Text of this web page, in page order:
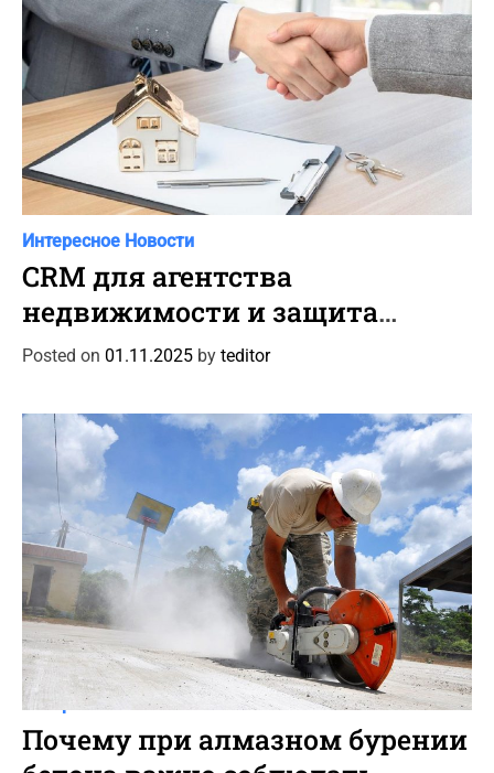
s
C
a
e
g
Интересное Новости
CRM для агентства
недвижимости и защита
данных клиентов
Posted on 01.11.2025 by teditor
C
a
t
Интересное Новости
Почему при алмазном бурении